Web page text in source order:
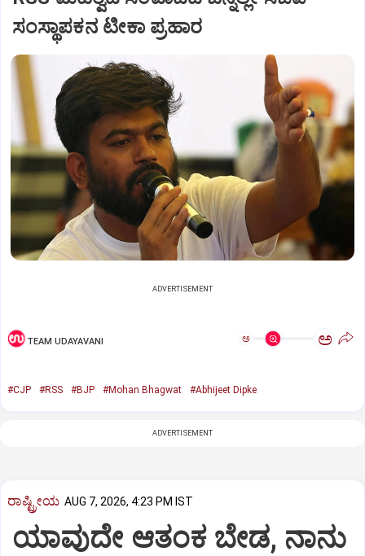
ಸಂಸ್ಥಾಪಕನ ಟೀಕಾ ಪ್ರಹಾರ
ADVERTISEMENT
TEAM UDAYAVANI ಅ ಅ
#CJP #RSS #BJP #Mohan Bhagwat #Abhijeet Dipke
ADVERTISEMENT
ರಾಷ್ಟ್ರೀಯ AUG 7, 2026, 4:23 PM IST
ಯಾವುದೇ ಆತಂಕ ಬೇಡ, ನಾನು